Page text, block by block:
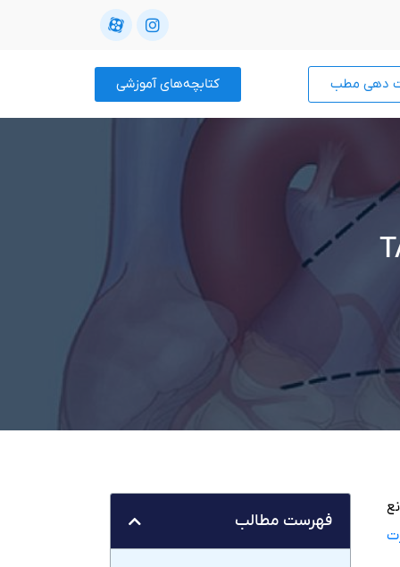
دهی مطب کتابچه‌های آموزشی
فهرست مطالب